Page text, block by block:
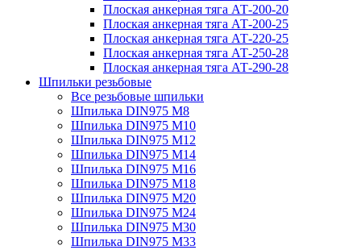
Плоская анкерная тяга АТ-200-20
Плоская анкерная тяга АТ-200-25
Плоская анкерная тяга АТ-220-25
Плоская анкерная тяга АТ-250-28
Плоская анкерная тяга АТ-290-28
Шпильки резьбовые
Все резьбовые шпильки
Шпилька DIN975 М8
Шпилька DIN975 М10
Шпилька DIN975 М12
Шпилька DIN975 М14
Шпилька DIN975 М16
Шпилька DIN975 М18
Шпилька DIN975 М20
Шпилька DIN975 М24
Шпилька DIN975 М30
Шпилька DIN975 М33